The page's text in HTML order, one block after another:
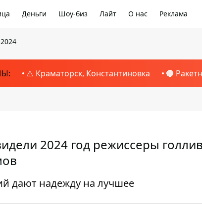
Деньги Шоу-биз Лайт О нас Реклама
⚠️ Краматорск, Константиновка 🔴
2024 год режиссеры
дают надежду на лучшее